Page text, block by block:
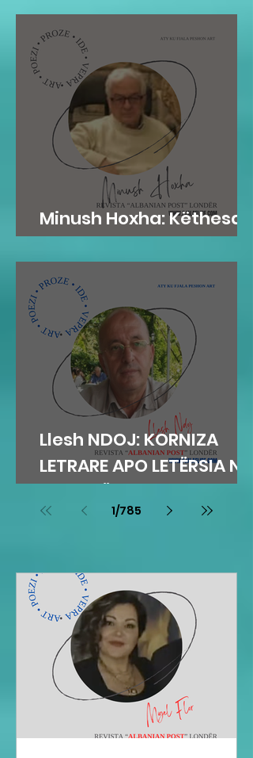
Minush Hoxha: Këthesa
emotive e zemres
Llesh NDOJ: KORNIZA
LETRARE APO LETËRSIA NË
KORNIZË
1/785